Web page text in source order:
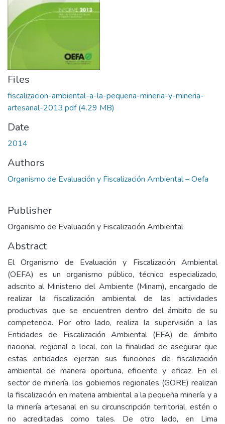
Files
fiscalizacion-ambiental-a-la-pequena-mineria-y-mineria-
artesanal-2013.pdf(4.29 MB)
Date
2014
Authors
Organismo de Evaluación y Fiscalización Ambiental – Oefa
Publisher
Organismo de Evaluación y Fiscalización Ambiental
Abstract
El Organismo de Evaluación y Fiscalización Ambiental
(OEFA) es un organismo público, técnico especializado,
adscrito al Ministerio del Ambiente (Minam), encargado de
realizar la fiscalización ambiental de las actividades
productivas que se encuentren dentro del ámbito de su
competencia. Por otro lado, realiza la supervisión a las
Entidades de Fiscalización Ambiental (EFA) de ámbito
nacional, regional o local, con la finalidad de asegurar que
estas entidades ejerzan sus funciones de fiscalización
ambiental de manera oportuna, eficiente y eficaz. En el
sector de minería, los gobiernos regionales (GORE) realizan
la fiscalización en materia ambiental a la pequeña minería y a
la minería artesanal en su circunscripción territorial, estén o
no acreditadas como tales. De otro lado, en Lima